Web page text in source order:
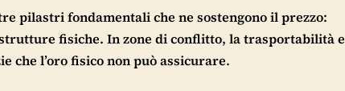
pilastri fondamentali che ne sostengono il prezzo:
fisiche. In zone di conflitto, la trasportabilità e
l’oro fisico non può assicurare.